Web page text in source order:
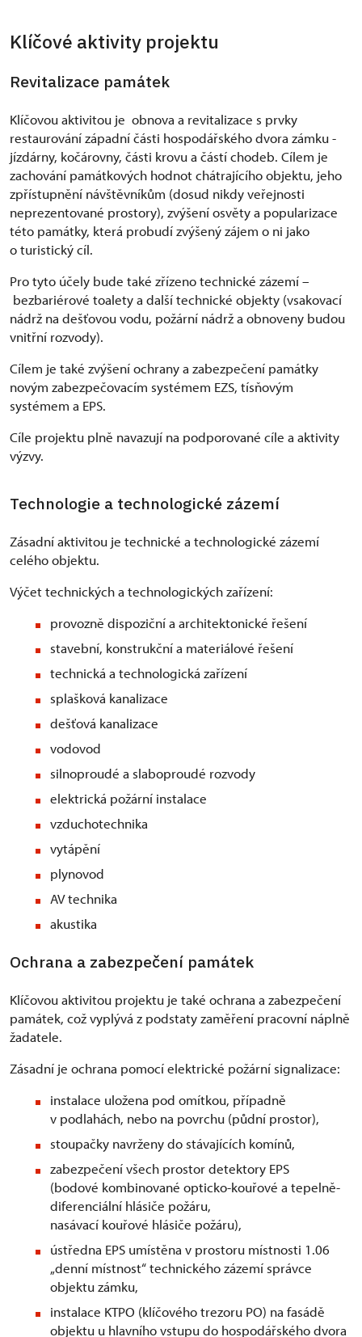
Klíčové aktivity projektu
Revitalizace památek
Klíčovou aktivitou je obnova a revitalizace s prvky
restaurování západní části hospodářského dvora zámku -
jízdárny, kočárovny, části krovu a částí chodeb. Cílem je
zachování památkových hodnot chátrajícího objektu, jeho
zpřístupnění návštěvníkům (dosud nikdy veřejnosti
neprezentované prostory), zvýšení osvěty a popularizace
této památky, která probudí zvýšený zájem o ni jako
o turistický cíl.
Pro tyto účely bude také zřízeno technické zázemí –
bezbariérové toalety a další technické objekty (vsakovací
nádrž na dešťovou vodu, požární nádrž a obnoveny budou
vnitřní rozvody).
Cílem je také zvýšení ochrany a zabezpečení památky
novým zabezpečovacím systémem EZS, tísňovým
systémem a EPS.
Cíle projektu plně navazují na podporované cíle a aktivity
výzvy.
Technologie a technologické zázemí
Zásadní aktivitou je technické a technologické zázemí
celého objektu.
Výčet technických a technologických zařízení:
provozně dispoziční a architektonické řešení
stavební, konstrukční a materiálové řešení
technická a technologická zařízení
splašková kanalizace
dešťová kanalizace
vodovod
silnoproudé a slaboproudé rozvody
elektrická požární instalace
vzduchotechnika
vytápění
plynovod
AV technika
akustika
Ochrana a zabezpečení památek
Klíčovou aktivitou projektu je také ochrana a zabezpečení
památek, což vyplývá z podstaty zaměření pracovní náplně
žadatele.
Zásadní je ochrana pomocí elektrické požární signalizace:
instalace uložena pod omítkou, případně
v podlahách, nebo na povrchu (půdní prostor),
stoupačky navrženy do stávajících komínů,
zabezpečení všech prostor detektory EPS
(bodové kombinované opticko-kouřové a tepelně-
diferenciální hlásiče požáru,
nasávací kouřové hlásiče požáru),
ústředna EPS umístěna v prostoru místnosti 1.06
„denní místnost“ technického zázemí správce
objektu zámku,
instalace KTPO (klíčového trezoru PO) na fasádě
objektu u hlavního vstupu do hospodářského dvora